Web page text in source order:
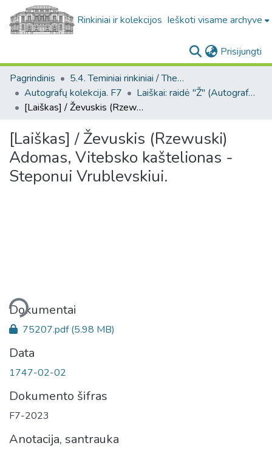
Rinkiniai ir kolekcijos Ieškoti visame archyve
Prisijungti
Pagrindinis
5.4. Teminiai rinkiniai / Thematic collections
Autografų kolekcija. F7
Laiškai: raidė "Ž" (Autografų kolekcija. F7)
[Laiškas] / Ževuskis (Rzewuski) Adomas, Vitebsko kaštelionas - Steponui Vrublevskiui.
[Laiškas] / Ževuskis (Rzewuski)
Adomas, Vitebsko kaštelionas -
Steponui Vrublevskiui.
Dokumentai
75207.pdf(5.98 MB)
Data
1747-02-02
Dokumento šifras
F7-2023
Anotacija, santrauka